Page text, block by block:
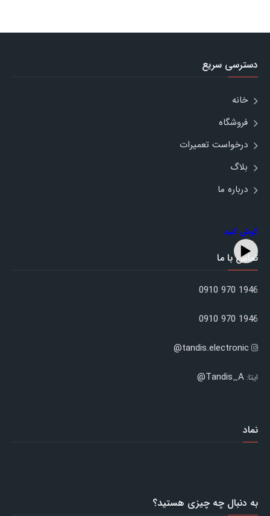
دسترسی سریع
خانه
فروشگاه
درخواست تعمیرات
بلاگ
درباره ما
گوش کنید
تماس با ما
1946 970 0910
1946 970 0910
tandis.electronic@
ایتا: Tandis_A@
نماد
به دنبال چه چیزی هستید؟